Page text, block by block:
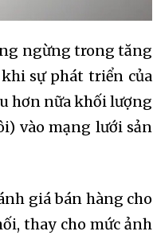
ngừng trong tăng
sự phát triển của
hơn nữa khối lượng
vào mạng lưới sản
giá bán hàng cho
thay cho mức ảnh